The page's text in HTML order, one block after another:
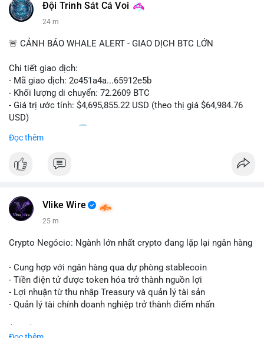
📰 Nguồn: Cointelegraph
Đội Trinh Sát Cá Voi
24 m
🚨 CẢNH BÁO WHALE ALERT - GIAO DỊCH BTC LỚN
Chi tiết giao dịch:
- Mã giao dịch: 2c451a4a...65912e5b
- Khối lượng di chuyển: 72.2609 BTC
- Giá trị ước tính: $4,695,855.22 USD (theo thị giá $64,984.76
USD)
- Thời gian: 15:20
Nhận định phân tích hành vi của Cá voi dựa trên giao dịch này:
Lượng BTC trị giá gần 4,7 triệu USD được dồn vào một giao
giao dịch, áp lực bán ngắn hạn có thể gia tăng, ảnh hưởng đến
tâm lý nhà đầu tư. Ngược lại, nếu dòng tiền đổ về ví lạnh, đây
vùng giá hiện tại thay vì thoát ra.
Lời khuyên ngắn gọn cho nhà đầu tư nhỏ lẻ: Theo dõi sát địa
chỉ nhận của giao dịch này trong 24-48 giờ tới. Đừng vội hành
động theo cảm xúc khi chỉ dựa vào một lệnh chuyển đơn lẻ;
hãy quan sát thêm các lệnh tiếp theo để xác nhận xu hướng
Đọc thêm
Vlike Wire
25 m
Crypto Negócio: Ngành lớn nhất crypto đang lặp lại ngân hàng
- Cung hợp với ngân hàng qua dự phòng stablecoin
- Tiền điện tử được token hóa trở thành nguồn lợi
- Lợi nhuận từ thu nhập Treasury và quản lý tài sản
- Quản lý tài chính doanh nghiệp trở thành điểm nhấn